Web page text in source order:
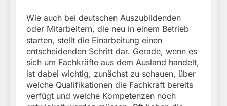
Wie auch bei deutschen Auszubildenden
oder Mitarbeitern, die neu in einem Betrieb
starten, stellt die Einarbeitung einen
entscheidenden Schritt dar. Gerade, wenn es
sich um Fachkräfte aus dem Ausland handelt,
ist dabei wichtig, zunächst zu schauen, über
welche Qualifikationen die Fachkraft bereits
verfügt und welche Kompetenzen noch